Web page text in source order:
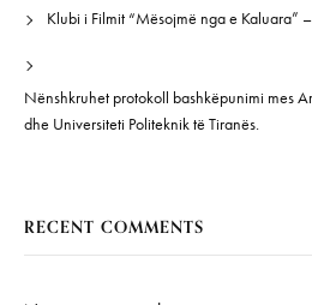
Klubi i Filmit “Mësojmë nga e Kaluara”
Nënshkruhet protokoll bashkëpunimi mes
dhe Universiteti Politeknik të Tiranës.
RECENT COMMENTS